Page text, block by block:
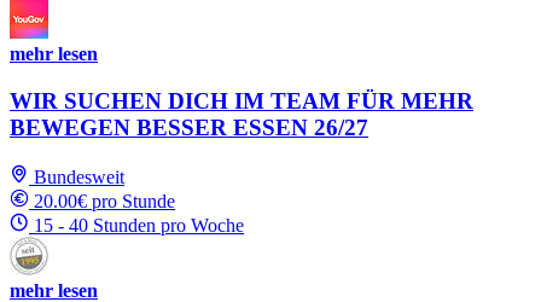
mehr lesen
WIR SUCHEN DICH IM TEAM FÜR MEHR
BEWEGEN BESSER ESSEN 26/27
Bundesweit
20.00€ pro Stunde
15 - 40 Stunden pro Woche
mehr lesen